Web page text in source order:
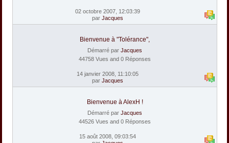
02 octobre 2007, 12:03:39
par Jacques
Bienvenue à "Tolérance",
Démarré par Jacques
44758 Vues and 0 Réponses
14 janvier 2008, 11:10:05
par Jacques
Bienvenue à AlexH !
Démarré par Jacques
44526 Vues and 0 Réponses
15 août 2008, 09:03:54